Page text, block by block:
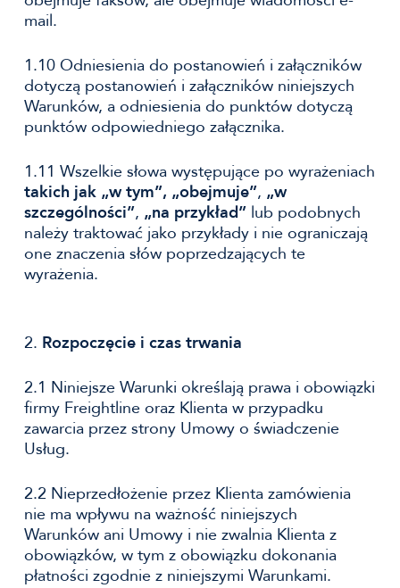
mail.
1.10 Odniesienia do postanowień i załączników
dotyczą postanowień i załączników niniejszych
Warunków, a odniesienia do punktów dotyczą
punktów odpowiedniego załącznika.
1.11 Wszelkie słowa występujące po wyrażeniach
takich jak „w tym”, „obejmuje”, „w
szczególności”, „na przykład”lub podobnych
należy traktować jako przykłady i nie ograniczają
one znaczenia słów poprzedzających te
wyrażenia.
2. Rozpoczęcie i czas trwania
2.1 Niniejsze Warunki określają prawa i obowiązki
firmy Freightline oraz Klienta w przypadku
zawarcia przez strony Umowy o świadczenie
Usług.
2.2 Nieprzedłożenie przez Klienta zamówienia
nie ma wpływu na ważność niniejszych
Warunków ani Umowy i nie zwalnia Klienta z
obowiązków, w tym z obowiązku dokonania
płatności zgodnie z niniejszymi Warunkami.